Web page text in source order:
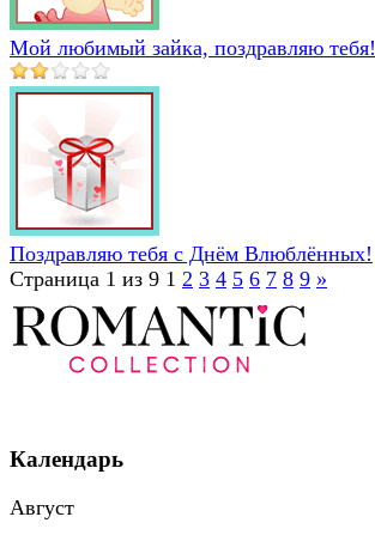
Мой любимый зайка, поздравляю тебя!
Поздравляю тебя с Днём Влюблённых!
Страница 1 из 9 1 2 3 4 5 6 7 8 9 »
Календарь
Август